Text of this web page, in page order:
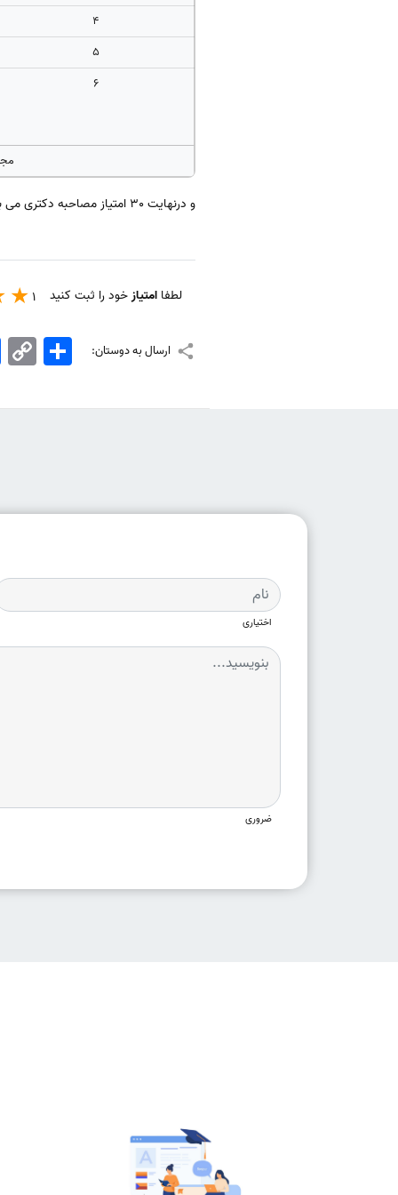
4
5
6
و درنهایت 30 امتیاز مصاحبه دکتری می باشد که توسط اساتید و داوران و بر اساس معیار های خود آن ها داده می شود.
لطفا امتیازخود را ثبت کنید 1
ارسال به دوستان: Copy
Link
اشتراک
اختیاری
ضروری